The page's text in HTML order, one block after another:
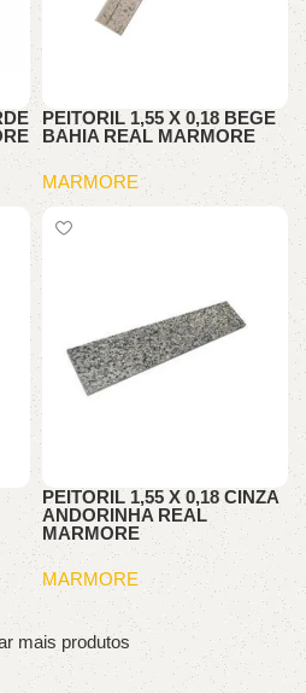
PEITORIL 1,55 X 0,18 BEGE
BAHIA REAL MARMORE
MARMORE
PEITORIL 1,55 X 0,18 CINZA
ANDORINHA REAL
MARMORE
MARMORE
mais produtos